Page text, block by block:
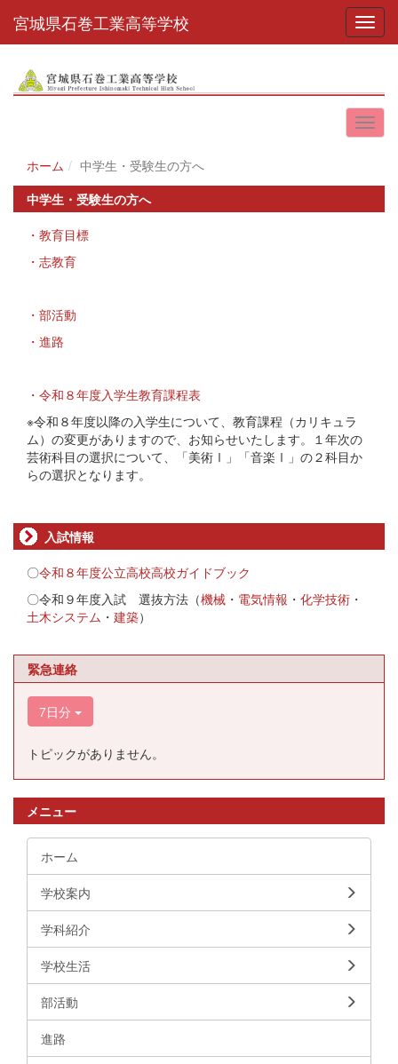
宮城県石巻工業高等学校
ホーム
中学生・受験生の方へ
中学生・受験生の方へ
・教育目標
・志教育
・部活動
・進路
・令和８年度入学生教育課程表
※令和８年度以降の入学生について、教育課程（カリキュラ
ム）の変更がありますので、お知らせいたします。１年次の
芸術科目の選択について、「美術Ⅰ」「音楽Ⅰ」の２科目か
らの選択となります。
入試情報
〇令和８年度公立高校高校ガイドブック
〇令和９年度入試 選抜方法（機械 ・ 電気情報 ・ 化学技術 ・
土木システム ・ 建築）
緊急連絡
7日分
トピックがありません。
メニュー
ホーム
学校案内
学科紹介
学校生活
部活動
進路